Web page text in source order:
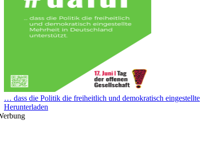
… dass die Politik die freiheitlich und demokratisch eingestellte
Herunterladen